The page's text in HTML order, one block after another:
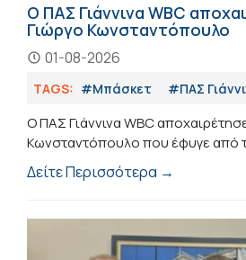
Ο ΠΑΣ Γιάννινα WBC
Γιώργο Κωνσταντόπουλο
01-08-2026
TAGS: #Μπάσκετ #ΠΑΣ
Ο ΠΑΣ Γιάννινα WBC
Κωνσταντόπουλο που έφυγε από
Δείτε Περισσότερα →